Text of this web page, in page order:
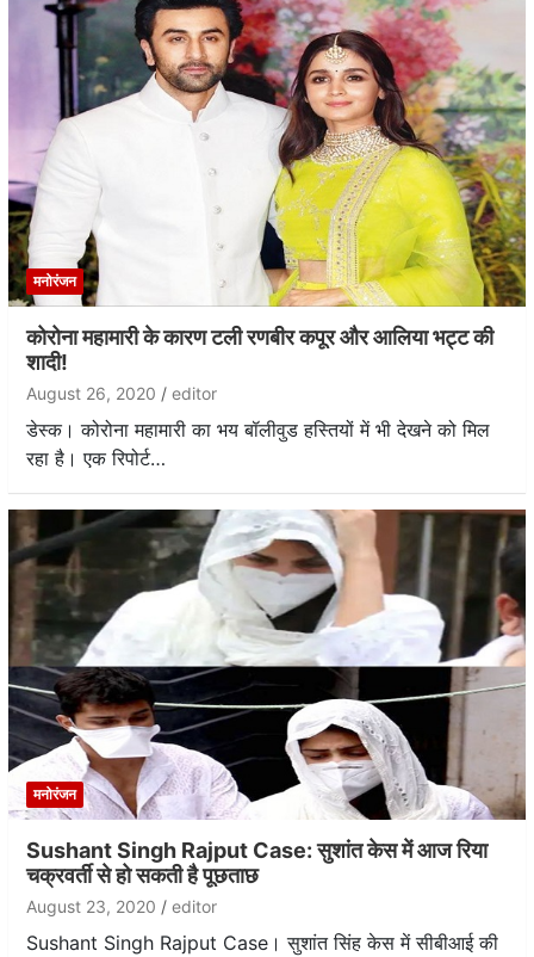
मनोरंजन
कोरोना महामारी के कारण टली रणबीर कपूर और आलिया भट्ट की
शादी!
August 26, 2020 editor
डेस्क। कोरोना महामारी का भय बॉलीवुड हस्तियों में भी देखने को मिल
रहा है। एक रिपोर्ट…
मनोरंजन
Sushant Singh Rajput Case: सुशांत केस में आज रिया
चक्रवर्ती से हो सकती है पूछताछ
August 23, 2020 editor
Sushant Singh Rajput Case। सुशांत सिंह केस में सीबीआई की